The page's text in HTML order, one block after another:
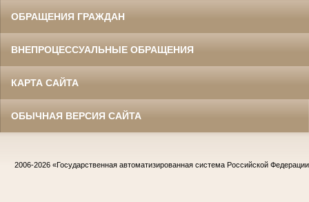
ОБРАЩЕНИЯ ГРАЖДАН
ВНЕПРОЦЕССУАЛЬНЫЕ ОБРАЩЕНИЯ
КАРТА САЙТА
ОБЫЧНАЯ ВЕРСИЯ САЙТА
2006-2026 «Государственная автоматизированная система Российской